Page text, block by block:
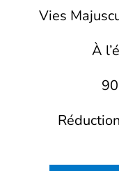
Vies
À